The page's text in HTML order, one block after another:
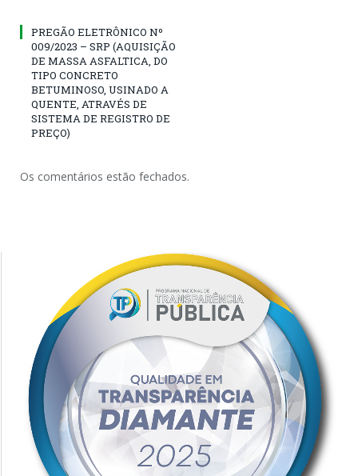
PREGÃO ELETRÔNICO Nº
009/2023 – SRP (AQUISIÇÃO
DE MASSA ASFALTICA, DO
TIPO CONCRETO
BETUMINOSO, USINADO A
QUENTE, ATRAVÉS DE
SISTEMA DE REGISTRO DE
PREÇO)
Os comentários estão fechados.